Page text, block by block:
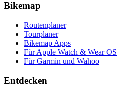
Bikemap
Routenplaner
Tourplaner
Bikemap Apps
Für Apple Watch & Wear OS
Für Garmin und Wahoo
Entdecken